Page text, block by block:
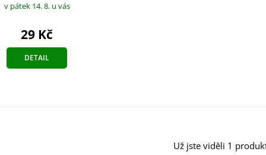
v pátek 14. 8. u vás
29 Kč
DETAIL
Už jste viděli 1